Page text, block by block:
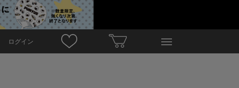
ログイン